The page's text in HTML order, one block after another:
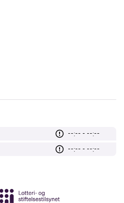
--:-- - --:--
--:-- - --:--